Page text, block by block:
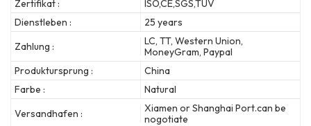
Zertifikat :
ISO,CE,SGS,TUV
Dienstleben :
25 years
Zahlung :
LC, TT, Western Union,
MoneyGram, Paypal
Produktursprung :
China
Farbe :
Natural
Versandhafen :
Xiamen or Shanghai Port.can be
nogotiate